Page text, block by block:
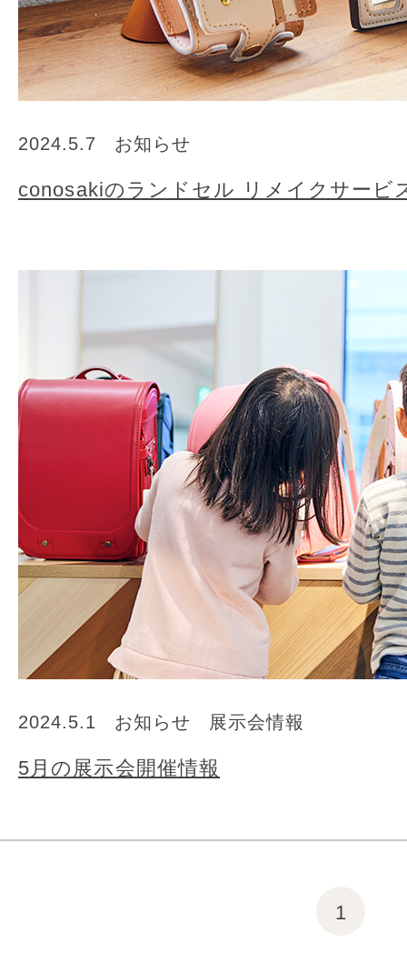
2024.5.7 お知らせ
conosakiのランドセル リメイクサービ
2024.5.1 お知らせ 展示会情報
5月の展示会開催情報
1